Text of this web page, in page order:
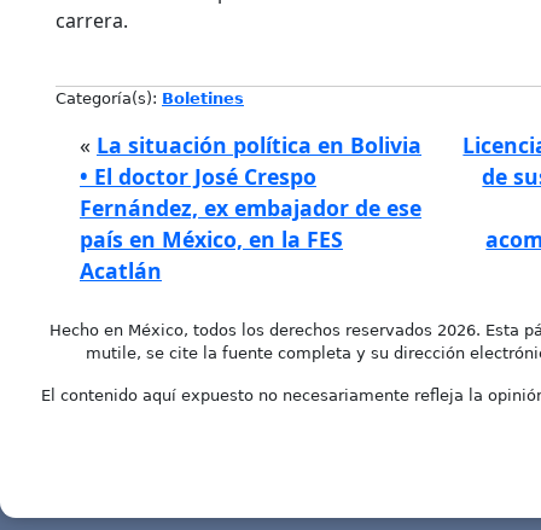
carrera.
Categoría(s): Boletines
« La situación política en Bolivia
• El doctor José Crespo
Fernández, ex embajador de ese
país en México, en la FES
Acatlán
de
Hecho en México, todos los derechos reservados 2026. Esta
mutile, se cite la fuente completa y su dirección
El contenido aquí expuesto no necesariamente refleja la